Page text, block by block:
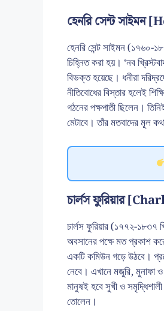
হেনরি সেন্ট
হেনরি সেন্ট সাইমন (১৭৬০-
চিহ্নিত করা হয়। ‘নব
বিভক্ত হয়েছে। ধনীরা
নীতিবোধের বিস্তার হলেই
গঠনের পক্ষপাতী ছিলেন।
মেটাবে। তাঁর মতবাদের মূল
চার্লস ফুরিয়ার
চার্লস ফুরিয়ার (১৭৭২-১৮৩৭
অবসানের পক্ষে মত প্রকাশ
একটি কমিউন গড়ে উঠবে।
নেবে। এখানে মজুরি, মুনাফা
মানুষই হবে সুখী ও
তোলেন।